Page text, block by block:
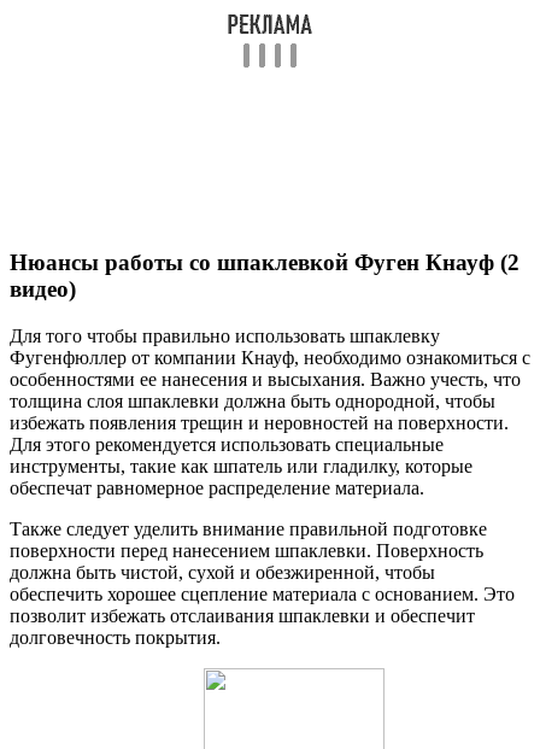
Нюансы работы со шпаклевкой Фуген Кнауф (2
видео)
Для того чтобы правильно использовать шпаклевку
Фугенфюллер от компании Кнауф, необходимо ознакомиться с
особенностями ее нанесения и высыхания. Важно учесть, что
толщина слоя шпаклевки должна быть однородной, чтобы
избежать появления трещин и неровностей на поверхности.
Для этого рекомендуется использовать специальные
инструменты, такие как шпатель или гладилку, которые
обеспечат равномерное распределение материала.
Также следует уделить внимание правильной подготовке
поверхности перед нанесением шпаклевки. Поверхность
должна быть чистой, сухой и обезжиренной, чтобы
обеспечить хорошее сцепление материала с основанием. Это
позволит избежать отслаивания шпаклевки и обеспечит
долговечность покрытия.